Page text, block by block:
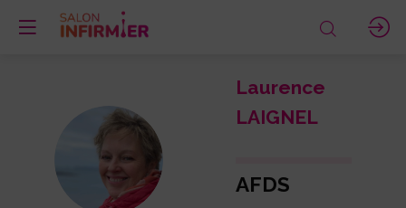
LL
Laurence
LAIGNEL
AFDS